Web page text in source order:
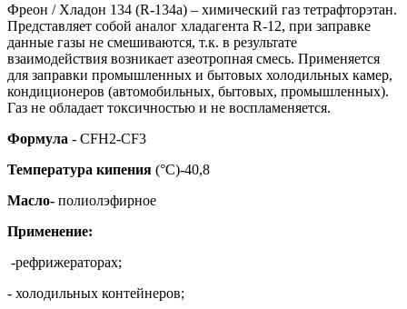
Фреон / Хладон 134 (R-134а) – химический газ тетрафторэтан.
Представляет собой аналог хладагента R-12, при заправке
данные газы не смешиваются, т.к. в результате
взаимодействия возникает азеотропная смесь. Применяется
для заправки промышленных и бытовых холодильных камер,
кондиционеров (автомобильных, бытовых, промышленных).
Газ не обладает токсичностью и не воспламеняется.
Формула - СFН2-CF3
Температура кипения (°C)-40,8
Масло- полиолэфирное
Применение:
-рефрижераторах;
- холодильных контейнеров;